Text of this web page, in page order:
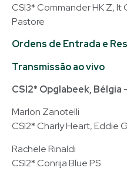
CSI3* Commander HK Z,
Pastore
Ordens de Entrada e
Transmissão ao vivo
CSI2* Opglabeek, Bélgia –
Marlon Zanotelli
CSI2* Charly Heart, Eddie
Rachele Rinaldi
CSI2* Conrija Blue PS